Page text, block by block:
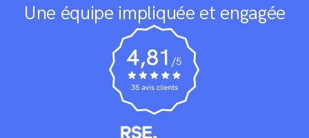
Une équipe impliquée et engagée